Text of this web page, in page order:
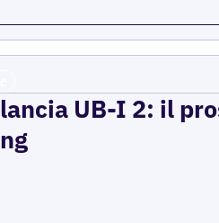
UB-I 2: il